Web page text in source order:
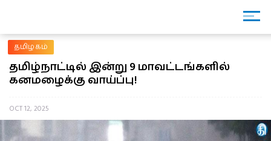
தமிழகம்
தமிழ்நாட்டில் இன்று 9 மாவட்டங்களில்
கனமழைக்கு வாய்ப்பு!
OCT 12, 2025